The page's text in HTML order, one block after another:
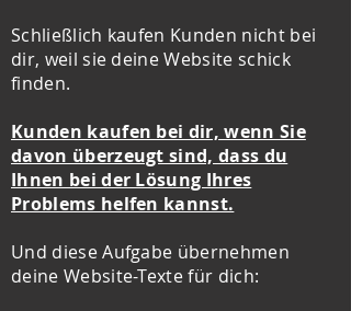
Schließlich kaufen Kunden nicht bei
dir, weil sie deine Website schick
finden.
Kunden kaufen bei dir, wenn Sie
davon überzeugt sind, dass du
Ihnen bei der Lösung Ihres
Problems helfen kannst.
Und diese Aufgabe übernehmen
deine Website-Texte für dich: